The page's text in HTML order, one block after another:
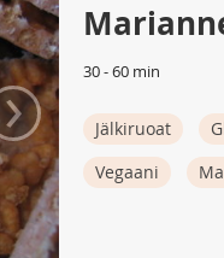
› 30 - 60 min
Jälkiruoat
Vegaani